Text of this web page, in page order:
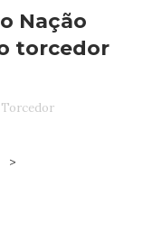
Nação
torcedor
>